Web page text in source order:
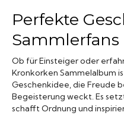
Perfekte
Sammlerfans
Ob für Einsteiger oder
Kronkorken Sammelalbum
Geschenkidee, die Freude
Begeisterung weckt. Es
schafft Ordnung und